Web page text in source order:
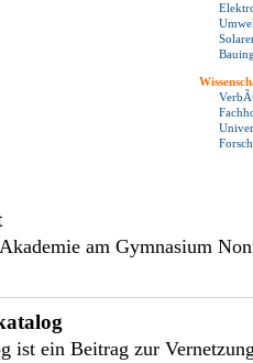
am Gymnasium
ist ein Beitrag zur